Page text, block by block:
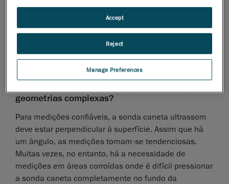
o que significa que os resultados variam de pessoa
para pessoa. Dependendo do ponto de contato
escolhido, as medições subsequentes podem ser
tendenciosas. Portanto, confiar nesta ferramenta para
medir superfícies curvas complexas é arriscado.
Por que a aquisição feita com uma sonda
geometrias complexas?
Para medições confiáveis, a sonda caneta ultrassom
deve estar perpendicular à superfície. Assim que há
um ângulo, as medições tornam-se tendenciosas.
Muitas vezes, no entanto, há a necessidade de
medições em áreas corroídas onde é difícil pressionar
a sonda caneta completamente no fundo da
Manage Preferences
Reject
Accept